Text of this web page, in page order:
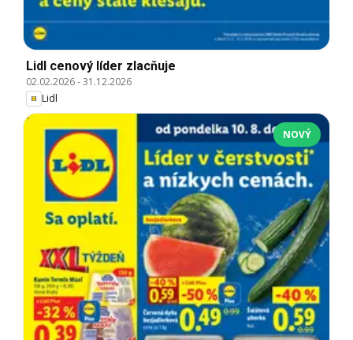
Lidl cenový líder zlacňuje
02.02.2026-31.12.2026
Lidl
NOVÝ